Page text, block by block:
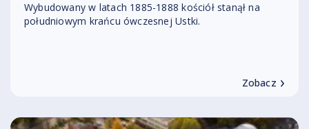
Wybudowany w latach 1885-1888 kościół stanął na
południowym krańcu ówczesnej Ustki.
Zobacz ›